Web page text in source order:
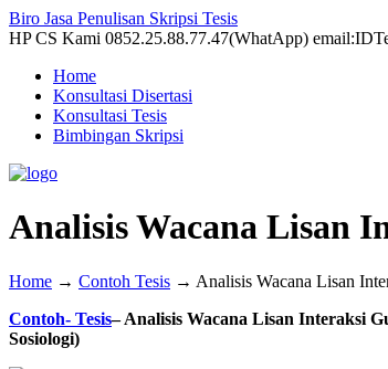
Biro Jasa Penulisan Skripsi Tesis
HP CS Kami 0852.25.88.77.47(WhatApp)
Home
Konsultasi Disertasi
Konsultasi Tesis
Bimbingan Skripsi
Analisis Wacana Lisan
Home → Contoh Tesis → Analisis Wacana Lisan
Contoh- Tesis– Analisis Wacana Lisan Interaksi
Sosiologi)